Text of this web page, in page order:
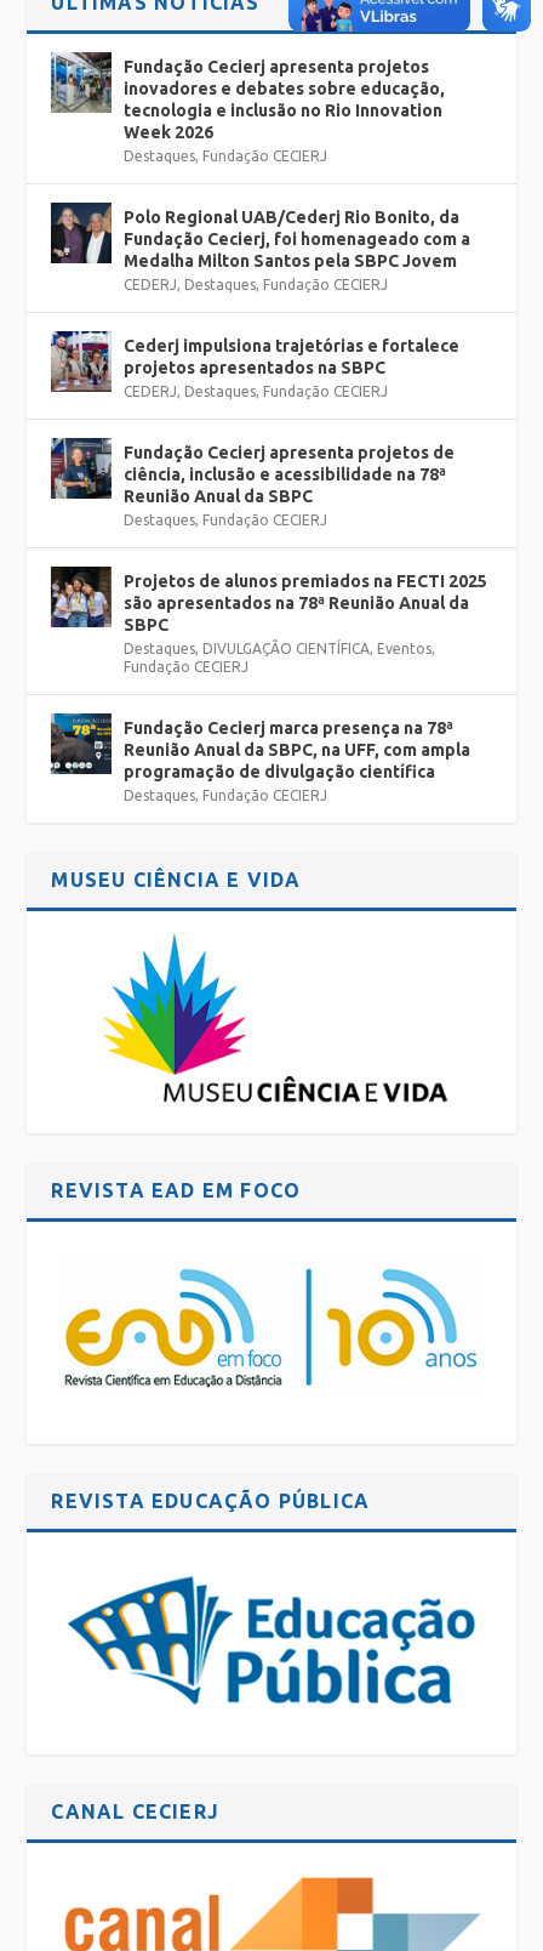
Fundação Cecierj apresenta projetos
inovadores e debates sobre educação,
tecnologia e inclusão no Rio Innovation
Week 2026
Destaques Fundação CECIERJ
Polo Regional UAB/Cederj Rio Bonito, da
Fundação Cecierj, foi homenageado com a
Medalha Milton Santos pela SBPC Jovem
CEDERJ Destaques Fundação CECIERJ
Cederj impulsiona trajetórias e fortalece
projetos apresentados na SBPC
CEDERJ Destaques Fundação CECIERJ
Fundação Cecierj apresenta projetos de
ciência, inclusão e acessibilidade na 78ª
Reunião Anual da SBPC
Destaques Fundação CECIERJ
Projetos de alunos premiados na FECTI 2025
são apresentados na 78ª Reunião Anual da
SBPC
Destaques DIVULGAÇÃO CIENTÍFICA Eventos
Fundação CECIERJ
Fundação Cecierj marca presença na 78ª
Reunião Anual da SBPC, na UFF, com ampla
programação de divulgação científica
Destaques Fundação CECIERJ
MUSEU CIÊNCIA E VIDA
REVISTA EAD EM FOCO
REVISTA EDUCAÇÃO PÚBLICA
CANAL CECIERJ